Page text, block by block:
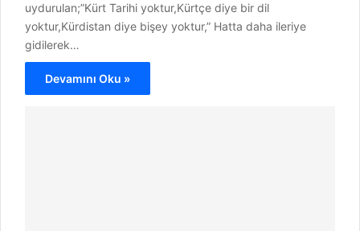
uydurulan;”Kürt Tarihi yoktur,Kürtçe diye bir dil
yoktur,Kürdistan diye bişey yoktur,” Hatta daha ileriye
gidilerek…
Devamını Oku »